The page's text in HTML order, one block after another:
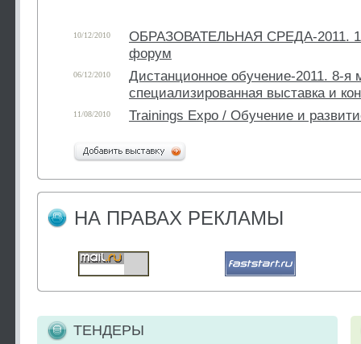
10/12/2010
ОБРАЗОВАТЕЛЬНАЯ СРЕДА-2011.
форум
06/12/2010
Дистанционное обучение-2011. 8-я
специализированная выставка и
11/08/2010 Trainings Expo / Обучение и
НА ПРАВАХ РЕКЛАМЫ
ТЕНДЕРЫ